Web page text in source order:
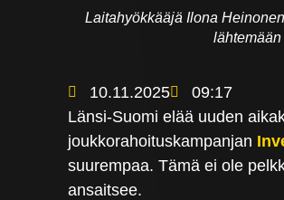
Laitahyökkääjä Ilona
10.11.2025
09:17
Länsi-Suomi elää uuden
joukkorahoituskampanjan
suurempaa. Tämä ei ole
ansaitsee.